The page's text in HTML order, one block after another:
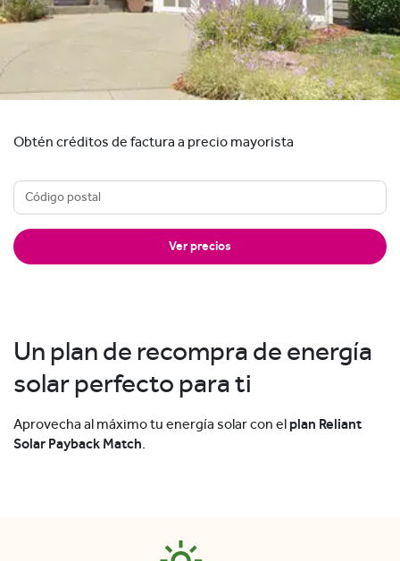
Obtén créditos de factura a precio mayorista
Ver precios
Un plan de recompra de energía
solar perfecto para ti
Aprovecha al máximo tu energía solar con el plan Reliant
Solar Payback Match